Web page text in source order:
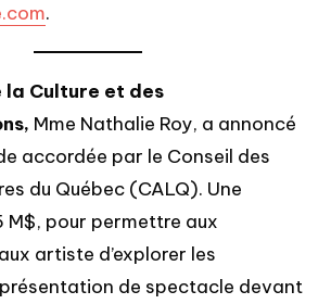
.
la Culture et des
Mme Nathalie Roy, a annoncé
accordée par le Conseil des
du Québec (CALQ). Une
M$, pour permettre aux
artiste d’explorer les
de spectacle devant